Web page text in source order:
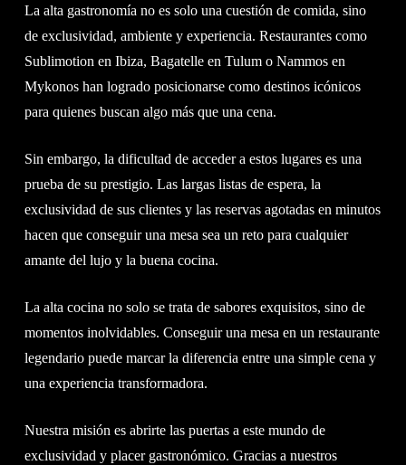
La alta gastronomía no es solo una cuestión de comida, sino
de exclusividad, ambiente y experiencia. Restaurantes como
Sublimotion en Ibiza, Bagatelle en Tulum o Nammos en
Mykonos han logrado posicionarse como destinos icónicos
para quienes buscan algo más que una cena.
Sin embargo, la dificultad de acceder a estos lugares es una
prueba de su prestigio. Las largas listas de espera, la
exclusividad de sus clientes y las reservas agotadas en minutos
hacen que conseguir una mesa sea un reto para cualquier
amante del lujo y la buena cocina.
La alta cocina no solo se trata de sabores exquisitos, sino de
momentos inolvidables. Conseguir una mesa en un restaurante
legendario puede marcar la diferencia entre una simple cena y
una experiencia transformadora.
Nuestra misión es abrirte las puertas a este mundo de
exclusividad y placer gastronómico. Gracias a nuestros